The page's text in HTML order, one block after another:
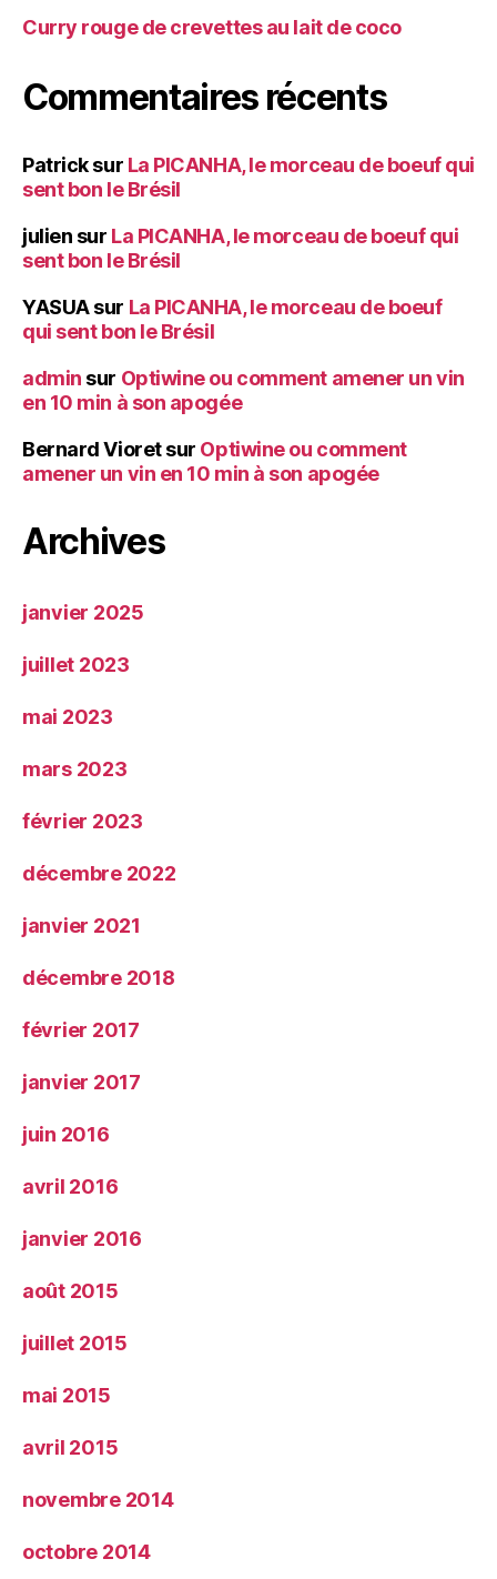
Curry rouge de crevettes au lait de coco
Commentaires récents
Patricksur La PICANHA, le morceau de boeuf qui
sent bon le Brésil
julien sur La PICANHA, le morceau de boeuf qui
sent bon le Brésil
YASUAsur La PICANHA, le morceau de boeuf
qui sent bon le Brésil
admin sur Optiwine ou comment amener un vin
en 10 min à son apogée
Bernard Vioretsur Optiwine ou comment
amener un vin en 10 min à son apogée
Archives
janvier 2025
juillet 2023
mai 2023
mars 2023
février 2023
décembre 2022
janvier 2021
décembre 2018
février 2017
janvier 2017
juin 2016
avril 2016
janvier 2016
août 2015
juillet 2015
mai 2015
avril 2015
novembre 2014
octobre 2014